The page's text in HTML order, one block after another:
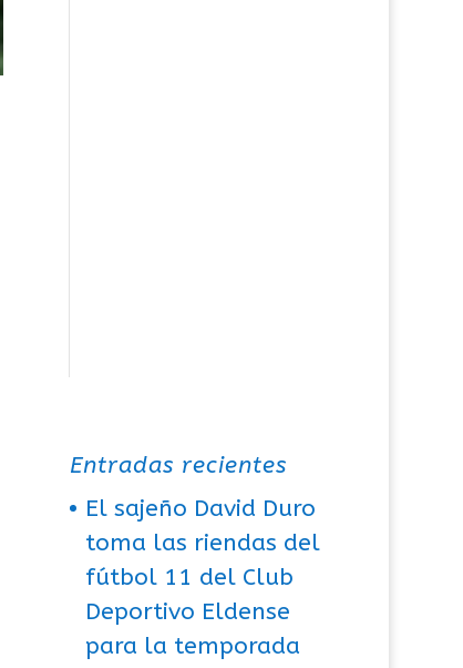
Entradas recientes
El sajeño David Duro
toma las riendas del
fútbol 11 del Club
Deportivo Eldense
para la temporada